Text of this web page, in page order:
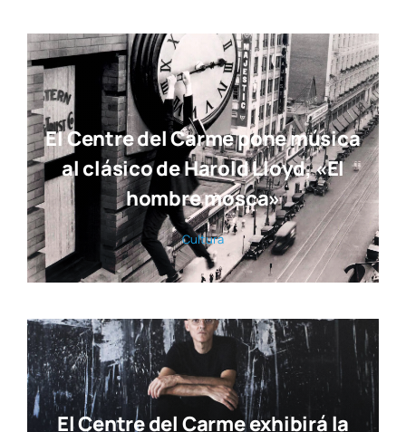
El Centre del Carme pone música
al clásico de Harold Lloyd, «El
hombre mosca»
Cul­tu­ra
El Centre del Carme exhibirá la